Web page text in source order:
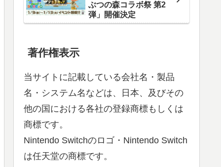
ぶつの森コラボ祭 第2
弾」開催決定
著作権表示
当サイトに記載している会社名・製品
名・システム名などは、日本、及びその
他の国における各社の登録商標もしくは
商標です。
Nintendo Switchのロゴ・Nintendo Switch
は任天堂の商標です。